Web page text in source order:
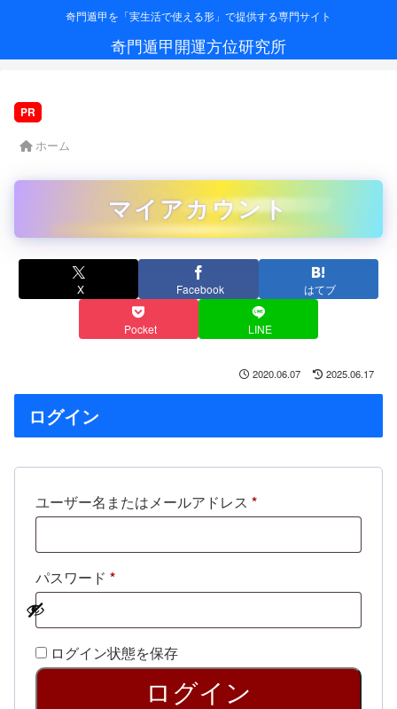
奇門遁甲を「実生活で使える形」で提供する専門サイト
奇門遁甲開運方位研究所
PR
ホーム
マイアカウント
X Facebook はてブ
Pocket LINE
2020.06.07 2025.06.17
ログイン
ユーザー名またはメールアドレス *必
パスワード *必
ログイン状態を保存
ログイン